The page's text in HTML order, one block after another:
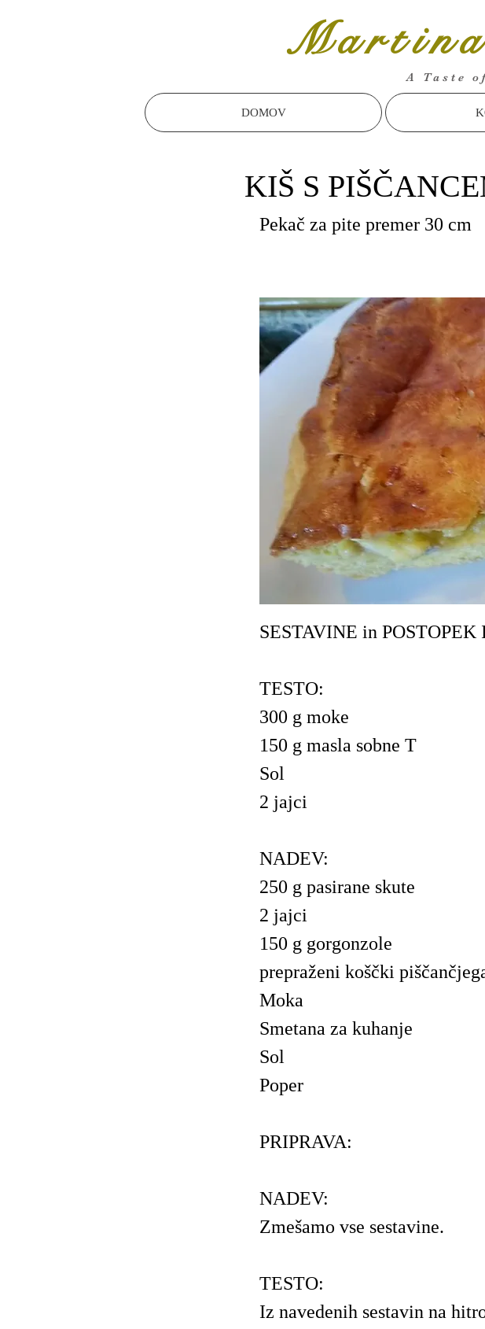
A Taste
DOMOV
KIŠ S
Pekač za pite premer 30 cm
SESTAVINE in
TESTO:
300 g moke
150 g masla sobne T
Sol
2 jajci
NADEV:
250 g pasirane skute
2 jajci
150 g gorgonzole
prepraženi koščki
Moka
Smetana za kuhanje
Sol
Poper
PRIPRAVA:
NADEV:
Zmešamo vse sestavine.
TESTO:
Iz navedenih sestavin na